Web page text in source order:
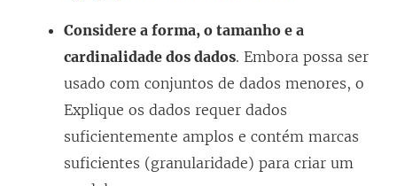
Considere a forma, o tamanho e a
cardinalidade dos dados. Embora possa ser
usado com conjuntos de dados menores, o
Explique os dados requer dados
suficientemente amplos e contém marcas
suficientes (granularidade) para criar um